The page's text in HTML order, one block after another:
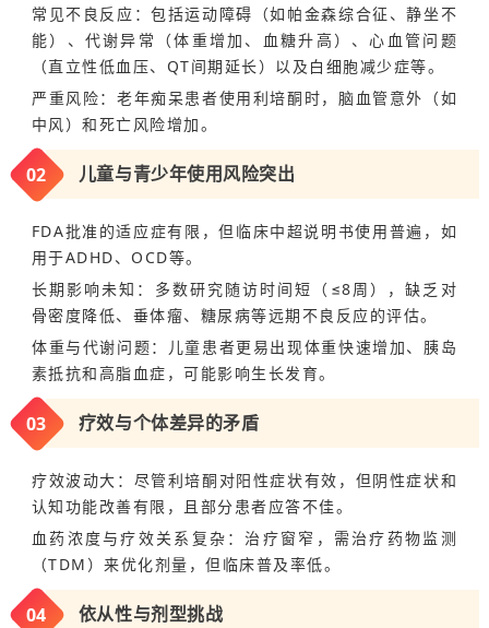
常见不良反应：包括运动障碍（如帕金森综合征、静坐不
能）、代谢异常（体重增加、血糖升高）、心血管问题
（直立性低血压、QT间期延长）以及白细胞减少症等。
严重风险：老年痴呆患者使用利培酮时，脑血管意外（如
中风）和死亡风险增加。
02 儿童与青少年使用风险突出
FDA批准的适应症有限，但临床中超说明书使用普遍，如
用于ADHD、OCD等。
长期影响未知：多数研究随访时间短（≤8周），缺乏对
骨密度降低、垂体瘤、糖尿病等远期不良反应的评估。
体重与代谢问题：儿童患者更易出现体重快速增加、胰岛
素抵抗和高脂血症，可能影响生长发育。
03 疗效与个体差异的矛盾
疗效波动大：尽管利培酮对阳性症状有效，但阴性症状和
认知功能改善有限，且部分患者应答不佳。
血药浓度与疗效关系复杂：治疗窗窄，需治疗药物监测
（TDM）来优化剂量，但临床普及率低。
04 依从性与剂型挑战